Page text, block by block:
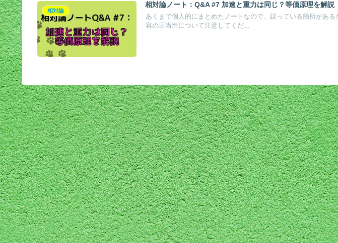
相対論
相対論ノート：Q&A #7 加速と重力は同じ？等価原理を解説
あくまで個人的にまとめたノートなので、誤っている箇所があ
容の正当性について注意してくだ...